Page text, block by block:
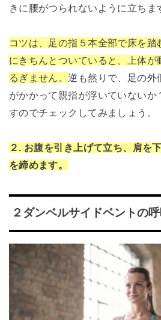
きに腰がつられないように立ちま
コツは、足の指５本全部で床を
にきちんとついていると、上体
るぎません。逆も然りで、足の外
がかかって親指が浮いていないか
すのでチェックしてみましょう。
２. お腹を引き上げて立ち、肩を
を締めます。
２ダンベルサイドベントの